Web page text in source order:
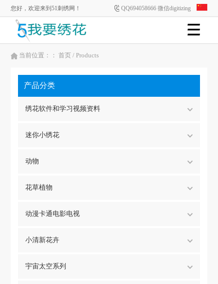
您好，欢迎来到51刺绣网！ QQ694058666 微信digitizing
当前位置：：首页 / Products
产品分类
绣花软件和学习视频资料
迷你小绣花
动物
花草植物
动漫卡通电影电视
小清新花卉
宇宙太空系列